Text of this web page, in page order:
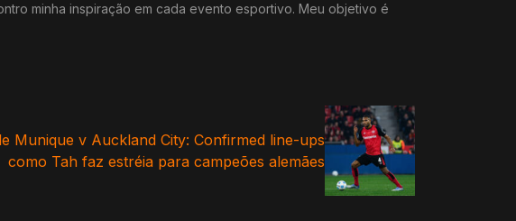
minha inspiração em cada evento esportivo. Meu objetivo é
Munique v Auckland City: Confirmed line-ups
como Tah faz estréia para campeões alemães